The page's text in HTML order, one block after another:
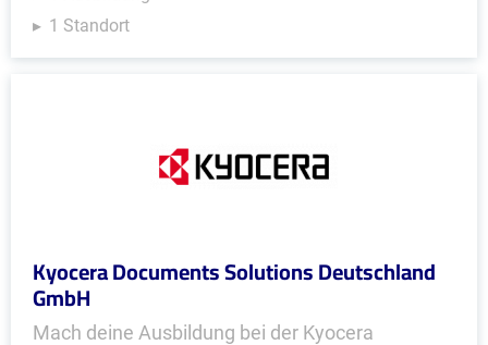
1 Standort
Kyocera Documents Solutions Deutschland
GmbH
Mach deine Ausbildung bei der Kyocera